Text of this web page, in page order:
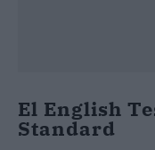
El English
Standard